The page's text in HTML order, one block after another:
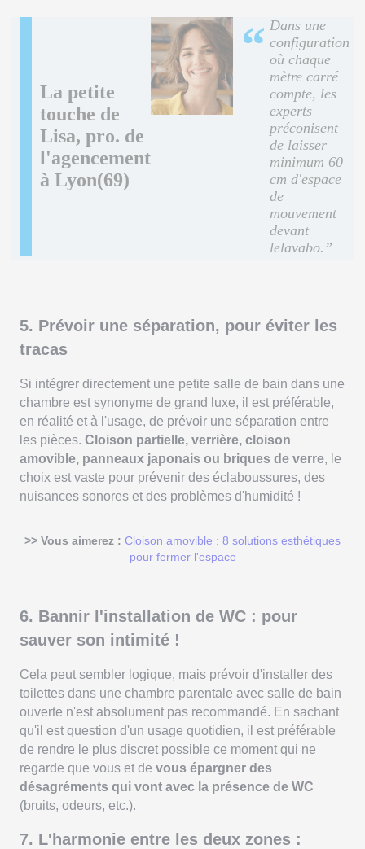
La petite
touche de
Lisa, pro. de
l'agencement
à Lyon(69)
“ Dans une
configuration
où chaque
mètre carré
compte, les
experts
préconisent
de laisser
minimum 60
cm d'espace
de
mouvement
devant
lelavabo.”
5. Prévoir une séparation, pour éviter les
tracas
Si intégrer directement une petite salle de bain dans une
chambre est synonyme de grand luxe, il est préférable,
en réalité et à l'usage, de prévoir une séparation entre
les pièces. Cloison partielle, verrière, cloison
amovible, panneaux japonais ou briques de verre, le
choix est vaste pour prévenir des éclaboussures, des
nuisances sonores et des problèmes d'humidité !
>> Vous aimerez : Cloison amovible : 8 solutions esthétiques
pour fermer l'espace
6. Bannir l'installation de WC : pour
sauver son intimité !
Cela peut sembler logique, mais prévoir d'installer des
toilettes dans une chambre parentale avec salle de bain
ouverte n'est absolument pas recommandé. En sachant
qu'il est question d'un usage quotidien, il est préférable
de rendre le plus discret possible ce moment qui ne
regarde que vous et de vous épargner des
désagréments qui vont avec la présence de WC
(bruits, odeurs, etc.).
7. L'harmonie entre les deux zones :